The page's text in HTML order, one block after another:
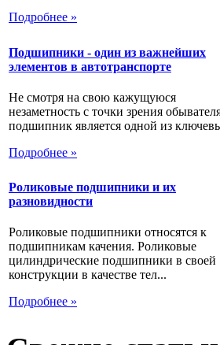
Подробнее »
Подшипники - один из важнейших
элементов в автотранспорте
Не смотря на свою кажущуюся
незаметность с точки зрения
подшипник является одной из
Подробнее »
Роликовые подшипники и их
разновидности
Роликовые подшипники относятся к
подшипникам качения. Роликовые
цилиндрические подшипники в своей
конструкции в качестве тел...
Подробнее »